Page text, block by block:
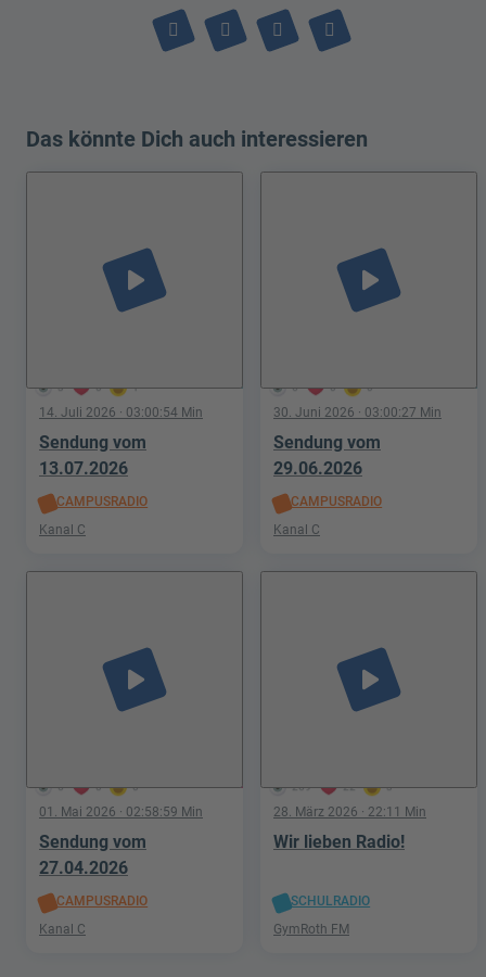
Das könnte Dich auch interessieren
3 0 1
play_arrow
14. Juli 2026 · 03:00:54 Min
Sendung vom
13.07.2026
CAMPUSRADIO
Kanal C
6 0 0
play_arrow
30. Juni 2026 · 03:00:27 Min
Sendung vom
29.06.2026
CAMPUSRADIO
Kanal C
6 0 0
play_arrow
01. Mai 2026 · 02:58:59 Min
Sendung vom
27.04.2026
CAMPUSRADIO
Kanal C
269 22 3
play_arrow
28. März 2026 · 22:11 Min
Wir lieben Radio!
SCHULRADIO
GymRoth FM